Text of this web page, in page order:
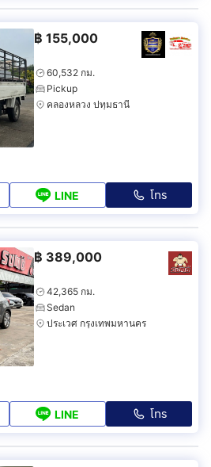
฿ 155,000
60,532 กม.
Pickup
คลองหลวง ปทุมธานี
LINE โทร
฿ 389,000
42,365 กม.
Sedan
ประเวศ กรุงเทพมหานคร
LINE โทร